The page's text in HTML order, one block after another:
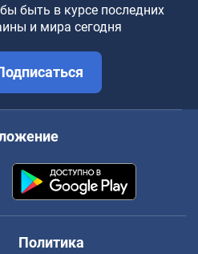
быть в курсе последних
и мира сегодня
Политика